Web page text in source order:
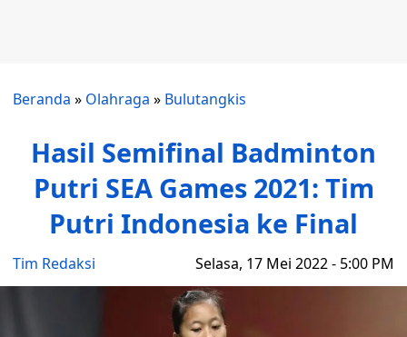
Beranda » Olahraga » Bulutangkis
Hasil Semifinal Badminton
Putri SEA Games 2021: Tim
Putri Indonesia ke Final
Tim Redaksi Selasa, 17 Mei 2022 - 5:00 PM